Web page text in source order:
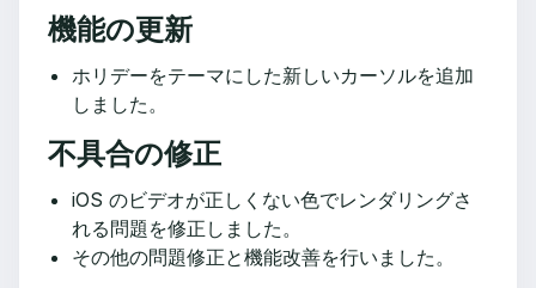
機能の更新
ホリデーをテーマにした新しいカーソルを追加
しました。
不具合の修正
iOS のビデオが正しくない色でレンダリングさ
れる問題を修正しました。
その他の問題修正と機能改善を行いました。